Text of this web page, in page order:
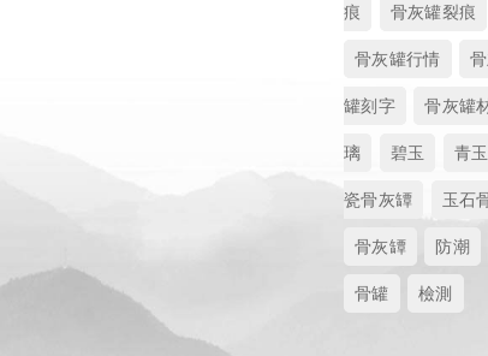
痕 骨灰罐裂痕
骨灰罐行情
罐刻字 骨灰罐
璃 碧玉 青玉
瓷骨灰罈 玉石
骨灰罈 防潮
骨罐 檢測